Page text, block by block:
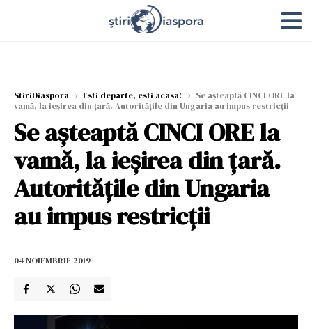
StiriDiaspora › Esti departe, esti acasa! › Se așteaptă CINCI ORE la
vamă, la ieșirea din țară. Autoritățile din Ungaria au impus restricții
Se așteaptă CINCI ORE la
vamă, la ieșirea din țară.
Autoritățile din Ungaria
au impus restricții
04 NOIEMBRIE 2019